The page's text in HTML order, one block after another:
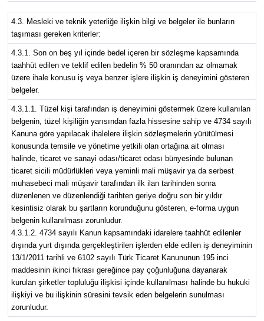
4.3. Mesleki ve teknik yeterliğe ilişkin bilgi ve belgeler ile bunların
taşıması gereken kriterler:
4.3.1. Son on beş yıl içinde bedel içeren bir sözleşme kapsamında
taahhüt edilen ve teklif edilen bedelin % 50 oranından az olmamak
üzere ihale konusu iş veya benzer işlere ilişkin iş deneyimini gösteren
belgeler.
4.3.1.1. Tüzel kişi tarafından iş deneyimini göstermek üzere kullanılan
belgenin, tüzel kişiliğin yarısından fazla hissesine sahip ve 4734 sayılı
Kanuna göre yapılacak ihalelere ilişkin sözleşmelerin yürütülmesi
konusunda temsile ve yönetime yetkili olan ortağına ait olması
halinde, ticaret ve sanayi odası/ticaret odası bünyesinde bulunan
ticaret sicili müdürlükleri veya yeminli mali müşavir ya da serbest
muhasebeci mali müşavir tarafından ilk ilan tarihinden sonra
düzenlenen ve düzenlendiği tarihten geriye doğru son bir yıldır
kesintisiz olarak bu şartların korunduğunu gösteren, e-forma uygun
belgenin kullanılması zorunludur.
4.3.1.2. 4734 sayılı Kanun kapsamındaki idarelere taahhüt edilenler
dışında yurt dışında gerçekleştirilen işlerden elde edilen iş deneyiminin
13/1/2011 tarihli ve 6102 sayılı Türk Ticaret Kanununun 195 inci
maddesinin ikinci fıkrası gereğince pay çoğunluğuna dayanarak
kurulan şirketler topluluğu ilişkisi içinde kullanılması halinde bu hukuki
ilişkiyi ve bu ilişkinin süresini tevsik eden belgelerin sunulması
zorunludur.